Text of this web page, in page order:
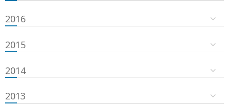
2016
2015
2014
2013